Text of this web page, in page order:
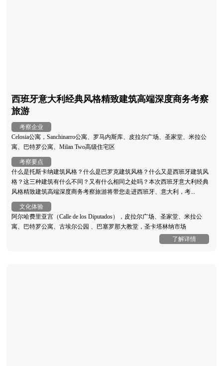
西班牙意大利经典风格精致建筑高端深度商务考察
旅游
考察企业
Celosia公寓，Sanchinarro公寓、罗马内斯库、皮拉尔广场、圣家堂、米拉公
寓、巴特罗公寓、Milan Two高级住宅区
考察要点
什么是托斯卡纳建筑风格？什么是巴罗克建筑风格？什么又是西班牙建筑风
格？这三种建筑有什么不同？又有什么相同之处吗？本次西班牙意大利经典
风格精致建筑高端深度商务考察旅游将带您走进西班牙、意大利，考...
文化体验
阿尔哈费里亚宫（Calle de los Diputados），皮拉尔广场、圣家堂、米拉公
寓、巴特罗公寓、古埃尔公园 、巴塞罗那大教堂，圣卡塔林纳市场
了解详情